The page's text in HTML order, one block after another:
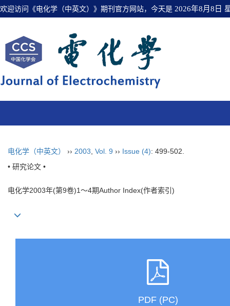
欢迎访问《电化学（中英文）》期刊官方网站，今天是 2026年8月8日
电化学（中英文） ›› 2003 Vol. 9 ›› Issue (4): 499-502.
• 研究论文 •
电化学2003年(第9卷)1～4期Author Index(作者索引)
PDF (PC)